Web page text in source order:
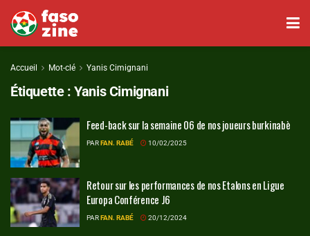
Accueil Mot-clé Yanis Cimignani
Étiquette :Yanis Cimignani
Feed-back sur la semaine 06 de nos joueurs burkinabè
PARFAN. RABÉ 10/02/2025
Retour sur les performances de nos Etalons en Ligue
Europa Conférence J6
PARFAN. RABÉ 20/12/2024